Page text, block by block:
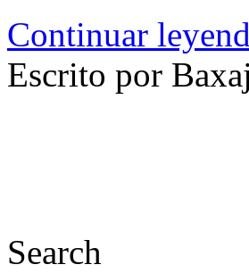
Continuar
Escrito por
Search